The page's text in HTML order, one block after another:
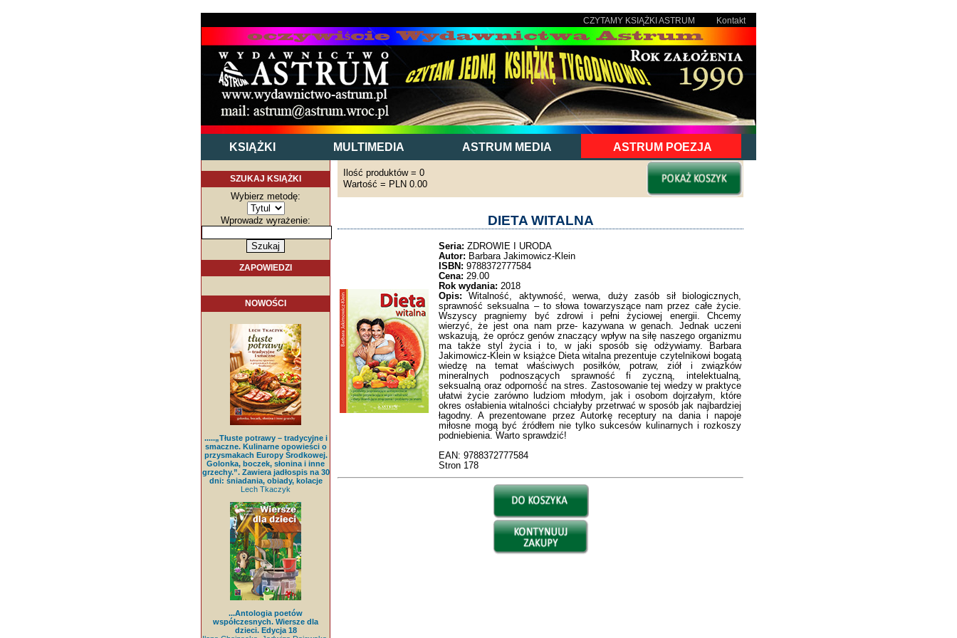
Kontakt
CZYTAMY KSIĄŻKI ASTRUM
KSIĄŻKI MULTIMEDIA ASTRUM MEDIA ASTRUM POEZJA
SZUKAJ KSIĄŻKI
Wybierz metodę:
Wprowadz wyrażenie:
ZAPOWIEDZI
NOWOŚCI
.....„Tłuste potrawy – tradycyjne i
smaczne. Kulinarne opowieści o
przysmakach Europy Środkowej.
Golonka, boczek, słonina i inne
grzechy.”. Zawiera jadłospis na 30
dni: śniadania, obiady, kolacje
Lech Tkaczyk
...Antologia poetów
współczesnych. Wiersze dla
dzieci. Edycja 18
Ilość produktów = 0
Wartość = PLN 0.00
DIETA WITALNA
Seria: ZDROWIE I URODA
Autor: Barbara Jakimowicz-Klein
ISBN: 9788372777584
Cena: 29.00
Rok wydania: 2018
Opis: Witalność, aktywność, werwa, duży zasób sił biologicznych,
sprawność seksualna – to słowa towarzyszące nam przez całe życie.
Wszyscy pragniemy być zdrowi i pełni życiowej energii. Chcemy
wierzyć, że jest ona nam prze- kazywana w genach. Jednak uczeni
wskazują, że oprócz genów znaczący wpływ na siłę naszego organizmu
ma także styl życia i to, w jaki sposób się odżywiamy. Barbara
Jakimowicz-Klein w książce Dieta witalna prezentuje czytelnikowi bogatą
wiedzę na temat właściwych posiłków, potraw, ziół i związków
mineralnych podnoszących sprawność fi zyczną, intelektualną,
seksualną oraz odporność na stres. Zastosowanie tej wiedzy w praktyce
ułatwi życie zarówno ludziom młodym, jak i osobom dojrzałym, które
okres osłabienia witalności chciałyby przetrwać w sposób jak najbardziej
łagodny. A prezentowane przez Autorkę receptury na dania i napoje
miłosne mogą być źródłem nie tylko sukcesów kulinarnych i rozkoszy
podniebienia. Warto sprawdzić!
EAN: 9788372777584
Stron 178